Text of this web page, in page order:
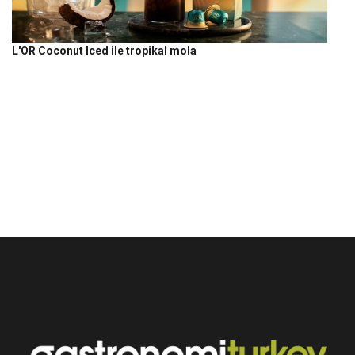
L'OR Coconut Iced ile tropikal mola